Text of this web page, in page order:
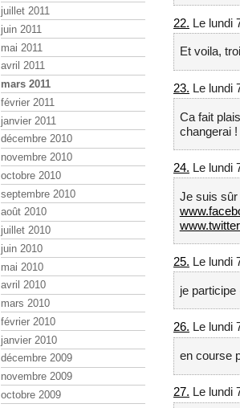
22. Le lundi
Et voila,
23. Le lundi
Ca fait
changerai !
24. Le lundi
Je suis sûr
25. Le lundi
je participe
26. Le lundi
en course
27. Le lundi
juillet 2011
juin 2011
mai 2011
avril 2011
mars 2011
février 2011
janvier 2011
décembre 2010
novembre 2010
octobre 2010
septembre 2010
août 2010
juillet 2010
juin 2010
mai 2010
avril 2010
mars 2010
février 2010
janvier 2010
décembre 2009
novembre 2009
octobre 2009